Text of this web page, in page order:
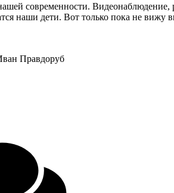
современности.
наши дети. Вот только пока не
Правдоруб